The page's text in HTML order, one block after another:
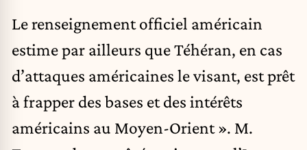
Le renseignement officiel américain
estime par ailleurs que Téhéran, en cas
d’attaques américaines le visant, est prêt
à frapper des bases et des intérêts
américains au Moyen-Orient ». M.